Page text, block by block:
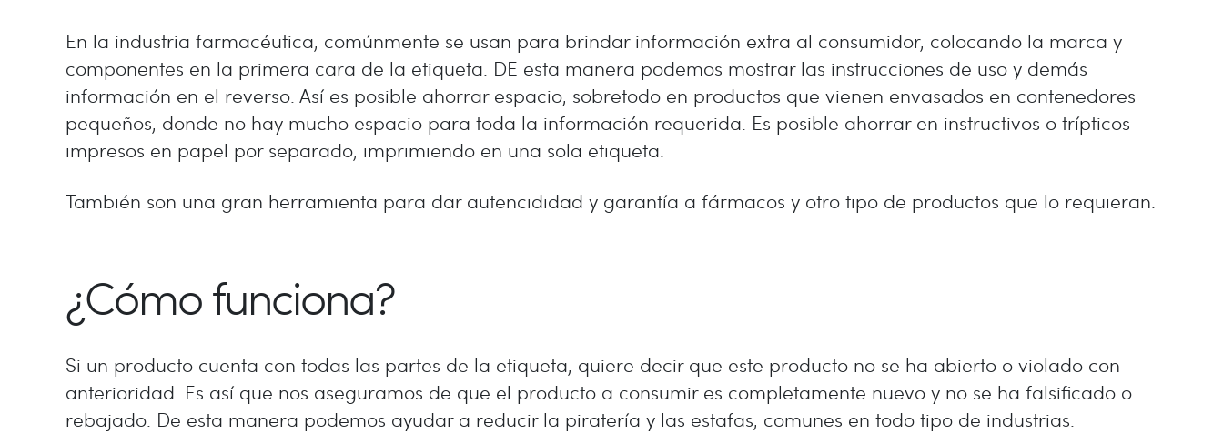
En la industria farmacéutica, comúnmente se usan para brindar información extra al consumidor, colocando la marca y
componentes en la primera cara de la etiqueta. DE esta manera podemos mostrar las instrucciones de uso y demás
información en el reverso. Así es posible ahorrar espacio, sobretodo en productos que vienen envasados en contenedores
pequeños, donde no hay mucho espacio para toda la información requerida. Es posible ahorrar en instructivos o trípticos
impresos en papel por separado, imprimiendo en una sola etiqueta.
También son una gran herramienta para dar autencididad y garantía a fármacos y otro tipo de productos que lo requieran.
¿Cómo funciona?
Si un producto cuenta con todas las partes de la etiqueta, quiere decir que este producto no se ha abierto o violado con
anterioridad. Es así que nos aseguramos de que el producto a consumir es completamente nuevo y no se ha falsificado o
rebajado. De esta manera podemos ayudar a reducir la piratería y las estafas, comunes en todo tipo de industrias.